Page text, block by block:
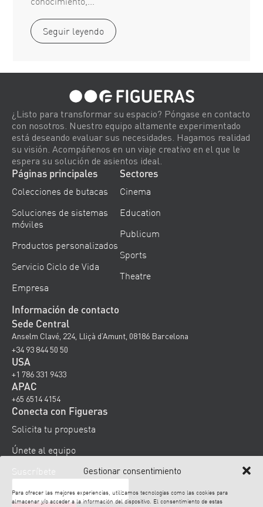
Gestionar consentimiento
Para ofrecer las mejores experiencias, utilizamos tecnologías como las cookies para
almacenar y/o acceder a la información del dispositivo. El consentimiento de estas
Seguir leyendo
¿Listo para transformar su espacio? Póngase en contacto
con nosotros. Nuestro equipo altamente experimentado
está deseando evaluar sus necesidades. Hagamos realidad
su visión. Acompáñenos en un viaje creativo en el que le
espera su solución de asientos ideal.
Páginas principales
Colecciones de butacas
Soluciones de sistemas
móviles
Productos personalizados
Servicio Ciclo de Vida
Empresa
Sectores
Cinema
Education
Publicum
Sports
Theatre
Información de contacto
Sede Central
Anselm Clavé, 224, Lliçà d’Amunt, 08186 Barcelona
+34 93 844 50 50
USA
+1 786 331 9433
APAC
+65 6514 4154
Conecta con Figueras
Solicita tu propuesta
Únete al equipo
Suscríbete